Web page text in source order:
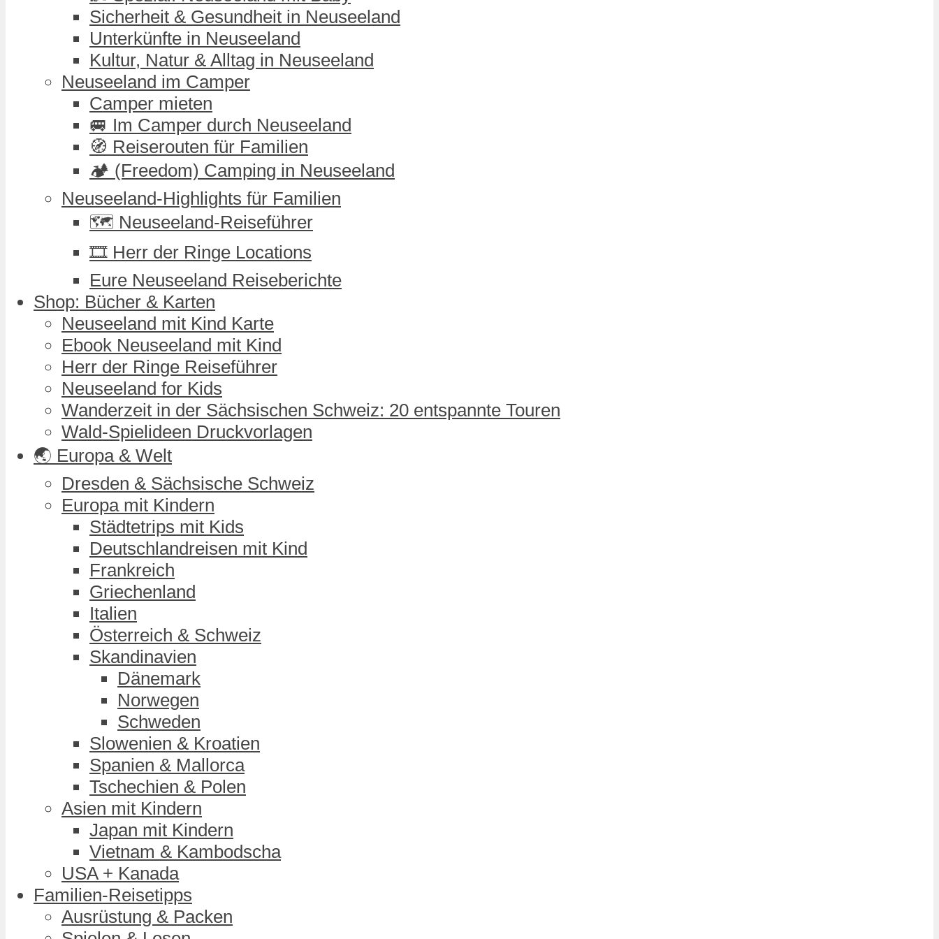
Sicherheit & Gesundheit in Neuseeland
Unterkünfte in Neuseeland
Kultur, Natur & Alltag in Neuseeland
Neuseeland im Camper
Camper mieten
🚐 Im Camper durch Neuseeland
🧭 Reiserouten für Familien
🏕️ (Freedom) Camping in Neuseeland
Neuseeland-Highlights für Familien
🗺️ Neuseeland-Reiseführer
🎞️ Herr der Ringe Locations
Eure Neuseeland Reiseberichte
Shop: Bücher & Karten
Neuseeland mit Kind Karte
Ebook Neuseeland mit Kind
Herr der Ringe Reiseführer
Neuseeland for Kids
Wanderzeit in der Sächsischen Schweiz: 20 entspannte Touren
Wald-Spielideen Druckvorlagen
🌏 Europa & Welt
Dresden & Sächsische Schweiz
Europa mit Kindern
Städtetrips mit Kids
Deutschlandreisen mit Kind
Frankreich
Griechenland
Italien
Österreich & Schweiz
Skandinavien
Dänemark
Norwegen
Schweden
Slowenien & Kroatien
Spanien & Mallorca
Tschechien & Polen
Asien mit Kindern
Japan mit Kindern
Vietnam & Kambodscha
USA + Kanada
Familien-Reisetipps
Ausrüstung & Packen